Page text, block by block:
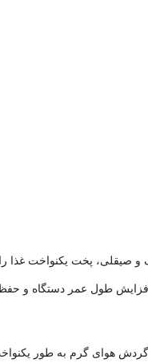
پخت یکنواخت غذا
طول عمر دستگاه و
هوای گرم به طور